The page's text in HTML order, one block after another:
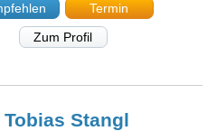
Termin
Zum Profil
TobiasStangl